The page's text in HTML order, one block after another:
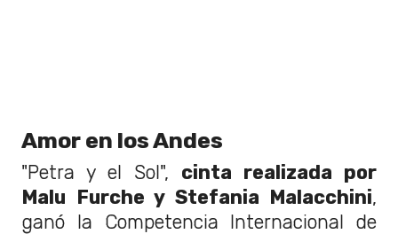
Amor en los Andes
"Petra y el Sol", cinta realizada por
Malu Furche y Stefania Malacchini,
ganó la Competencia Internacional de